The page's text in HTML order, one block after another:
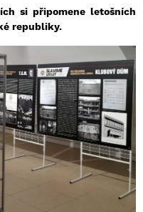
si připomene letošních
republiky.